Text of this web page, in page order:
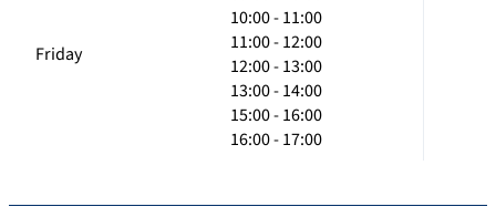
Friday
10:00 - 11:00
11:00 - 12:00
12:00 - 13:00
13:00 - 14:00
15:00 - 16:00
16:00 - 17:00